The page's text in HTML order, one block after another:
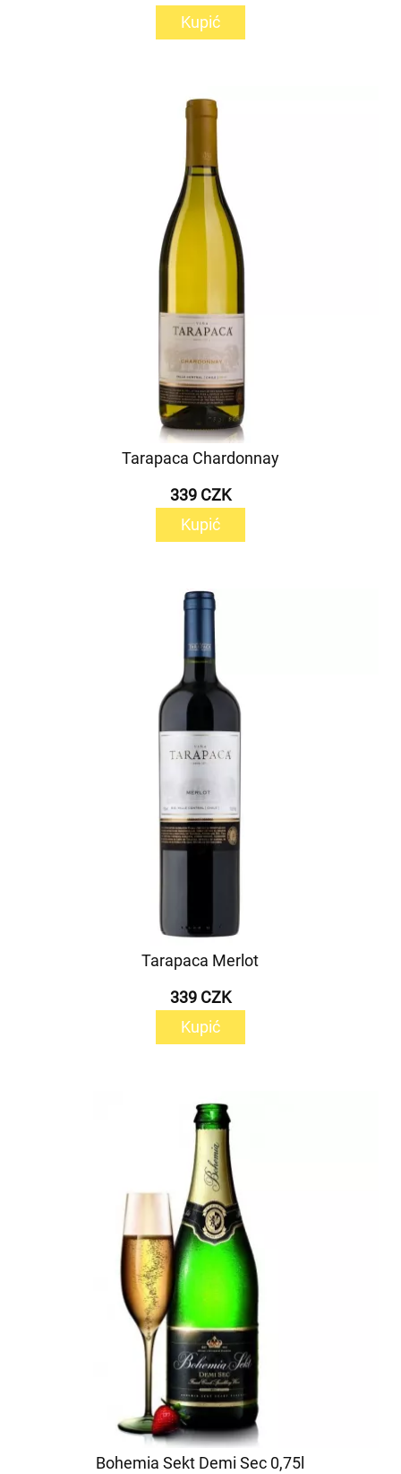
Kupić
Tarapaca Chardonnay
339 CZK
Kupić
Tarapaca Merlot
339 CZK
Kupić
Bohemia Sekt Demi Sec 0,75l